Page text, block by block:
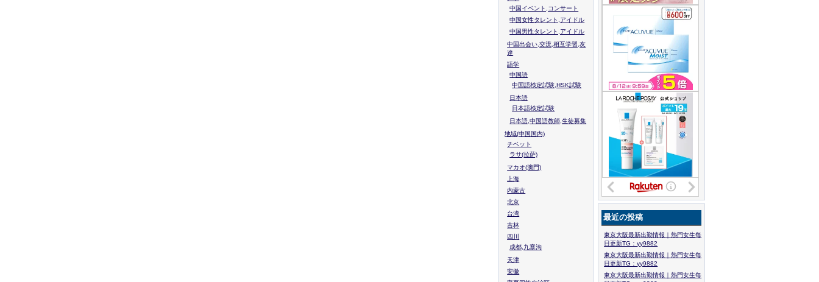
中国イベント,コンサート
中国女性タレント,アイドル
中国男性タレント,アイドル
中国出会い,交流,相互学習,友
達
語学
中国語
中国語検定試験,HSK試験
日本語
日本語検定試験
日本語,中国語教師,生徒募集
地域(中国国内)
チベット
ラサ(拉萨)
マカオ(澳門)
上海
内蒙古
北京
台湾
吉林
四川
成都,九寨沟
天津
安徽
最近の投稿
東京大阪最新出勤情報｜熱門女生每
日更新TG：yy9882
東京大阪最新出勤情報｜熱門女生每
日更新TG：yy9882
東京大阪最新出勤情報｜熱門女生每